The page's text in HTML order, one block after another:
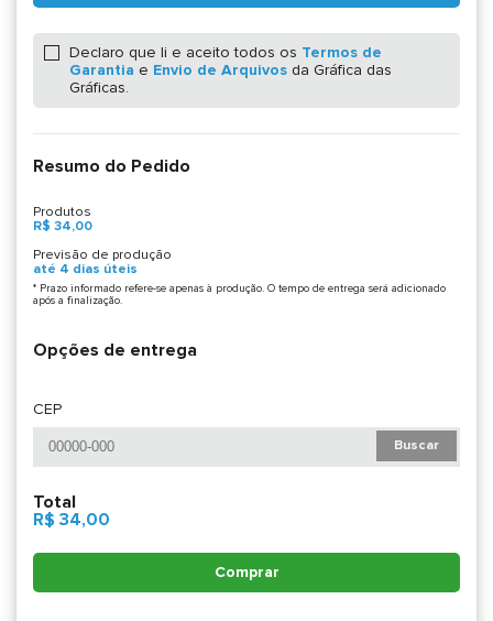
Declaro que li e aceito todos os Termos de
Garantia e Envio de Arquivos da Gráfica das
Gráficas.
Resumo do Pedido
Produtos
R$ 34,00
Previsão de produção
até 4 dias úteis
* Prazo informado refere-se apenas à produção. O tempo de entrega será adicionado
após a finalização.
Opções de entrega
CEP
Buscar
Total
R$ 34,00
Comprar